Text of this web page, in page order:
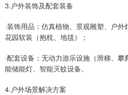
3.户外装饰及配套装备
·装饰用品：仿真植物、景观雕塑、户外
花园软装（抱枕、地毯）；
·配套设备：无动力游乐设施（滑梯、
能储能灯、智能灭蚊设备。
4.户外场景解决方案